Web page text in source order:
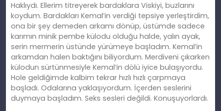
Haklıydı. Ellerim titreyerek bardaklara Viskiyi, buzlarını
koydum. Bardakları Kemal’in verdiği tepsiye yerleştirdim,
ona bir şey demeden arkamı dönüp, üstümde sadece
karımın minik pembe külodu olduğu halde, yalın ayak,
serin mermerin üstünde yürümeye başladım. Kemal’in
arkamdan halen baktığını biliyordum. Merdiveni çıkarken
külodun sürtünmesiyle Kemal’in dölü iyice bulaşıyordu.
Hole geldiğimde kalbim tekrar hızlı hızlı çarpmaya
başladı. Odalarına yaklaşıyordum. İçerden seslerini
duymaya başladım. Seks sesleri değildi. Konuşuyorlardı.